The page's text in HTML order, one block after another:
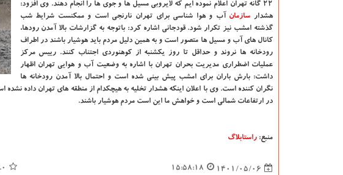
۲۲ گانه تهران اعلام نموده ایم که لایروبی مسیل ها و جوی ها را انجام دهند. وی افزود:
هشدار سازمان آب و هوا شناسی برای تهران نارنجی است و ممکنست شرایط شب
گذشته امشب نیز تکرار شود. قودجانی اشاره کرد: باتوجه به گزارشات بالا آمدن رودها،
کانال های آب و مسیل ها متصور است و به همین دلیل مردم باید هوشیار باشند در اطراف
رودخانه ها نروند و حداقل تا روز یکشنبه از کوهنوردی اجتناب کنند. رییس مرکز
عملیات اضطراری مدیریت بحران تهران با اشاره به وضعیت آب و هوایی تهران اظهار
داشت: بارش باران برای امشب پیش بینی شده است و احتمال بالا آمدن رودخانه ها
نگران کننده است. وی با اعلان اینکه هشدار تخلیه به هیچکدام از منطقه های تهران داده نشده
در ارتفاعات شمالی است و خواهش ما این است مردم هوشیار باشند.
منبع: راستابلاگ
1401/05/06
15:58:18